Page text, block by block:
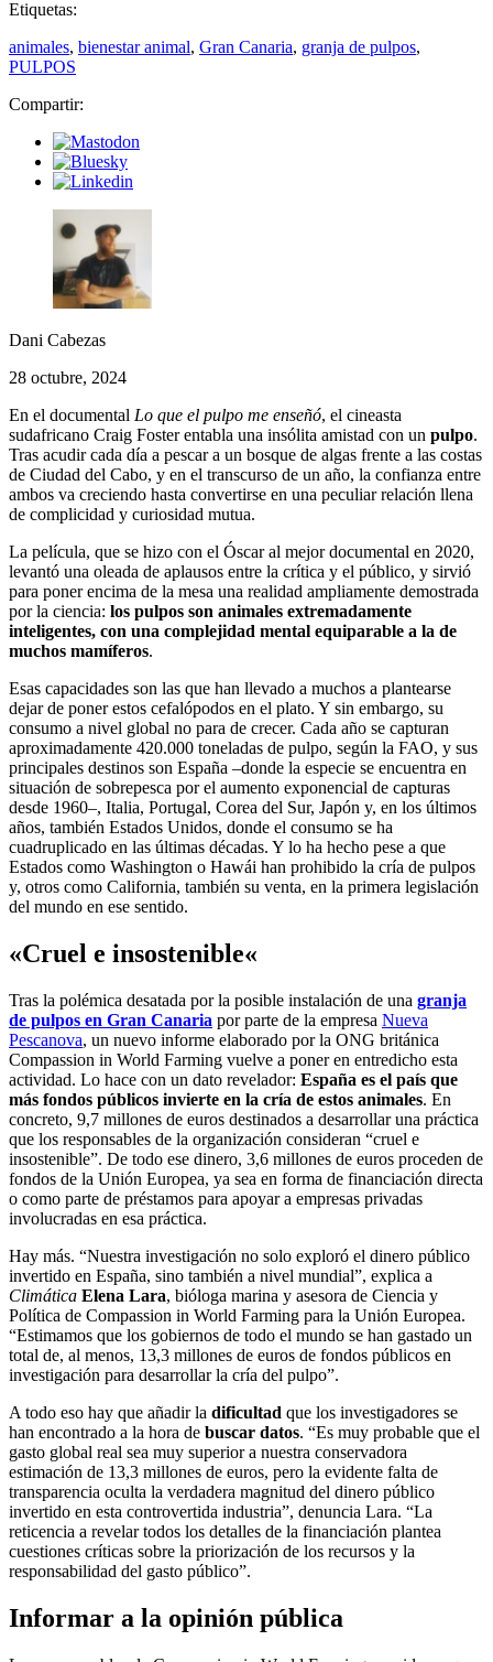
Etiquetas:
animales, bienestar animal, Gran Canaria, granja de pulpos,
PULPOS
Compartir:
Dani Cabezas
28 octubre, 2024
En el documental Lo que el pulpo me enseñó, el cineasta
sudafricano Craig Foster entabla una insólita amistad con un pulpo.
Tras acudir cada día a pescar a un bosque de algas frente a las costas
de Ciudad del Cabo, y en el transcurso de un año, la confianza entre
ambos va creciendo hasta convertirse en una peculiar relación llena
de complicidad y curiosidad mutua.
La película, que se hizo con el Óscar al mejor documental en 2020,
levantó una oleada de aplausos entre la crítica y el público, y sirvió
para poner encima de la mesa una realidad ampliamente demostrada
por la ciencia: los pulpos son animales extremadamente
inteligentes, con una complejidad mental equiparable a la de
muchos mamíferos.
Esas capacidades son las que han llevado a muchos a plantearse
dejar de poner estos cefalópodos en el plato. Y sin embargo, su
consumo a nivel global no para de crecer. Cada año se capturan
aproximadamente 420.000 toneladas de pulpo, según la FAO, y sus
principales destinos son España –donde la especie se encuentra en
situación de sobrepesca por el aumento exponencial de capturas
desde 1960–, Italia, Portugal, Corea del Sur, Japón y, en los últimos
años, también Estados Unidos, donde el consumo se ha
cuadruplicado en las últimas décadas. Y lo ha hecho pese a que
Estados como Washington o Hawái han prohibido la cría de pulpos
y, otros como California, también su venta, en la primera legislación
del mundo en ese sentido.
«Cruel e insostenible«
Tras la polémica desatada por la posible instalación de una granja
de pulpos en Gran Canaria por parte de la empresa Nueva
Pescanova, un nuevo informe elaborado por la ONG británica
Compassion in World Farming vuelve a poner en entredicho esta
actividad. Lo hace con un dato revelador: España es el país que
más fondos públicos invierte en la cría de estos animales. En
concreto, 9,7 millones de euros destinados a desarrollar una práctica
que los responsables de la organización consideran “cruel e
insostenible”. De todo ese dinero, 3,6 millones de euros proceden de
fondos de la Unión Europea, ya sea en forma de financiación directa
o como parte de préstamos para apoyar a empresas privadas
involucradas en esa práctica.
Hay más. “Nuestra investigación no solo exploró el dinero público
invertido en España, sino también a nivel mundial”, explica a
Climática Elena Lara, bióloga marina y asesora de Ciencia y
Política de Compassion in World Farming para la Unión Europea.
“Estimamos que los gobiernos de todo el mundo se han gastado un
total de, al menos, 13,3 millones de euros de fondos públicos en
investigación para desarrollar la cría del pulpo”.
A todo eso hay que añadir la dificultad que los investigadores se
han encontrado a la hora de buscar datos. “Es muy probable que el
gasto global real sea muy superior a nuestra conservadora
estimación de 13,3 millones de euros, pero la evidente falta de
transparencia oculta la verdadera magnitud del dinero público
invertido en esta controvertida industria”, denuncia Lara. “La
reticencia a revelar todos los detalles de la financiación plantea
cuestiones críticas sobre la priorización de los recursos y la
responsabilidad del gasto público”.
Informar a la opinión pública